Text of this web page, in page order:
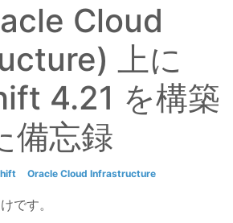
Cloud
上に
4.21 を構築
備忘録
Oracle Cloud Infrastructure
です。